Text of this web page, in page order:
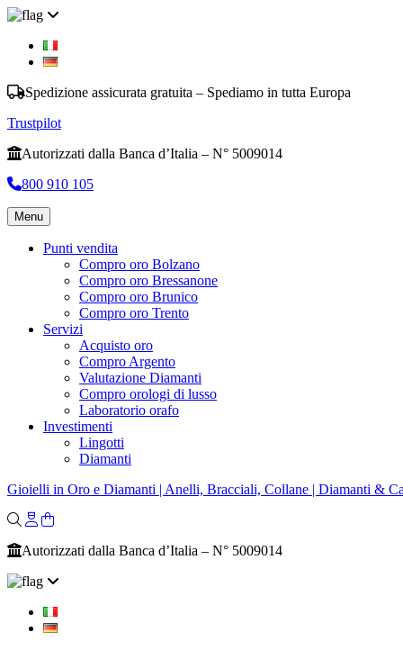
Spedizione assicurata gratuita – Spediamo in tutta Europa
Trustpilot
Autorizzati dalla Banca d’Italia – N° 5009014
800 910 105
Menu
Punti vendita
Compro oro Bolzano
Compro oro Bressanone
Compro oro Brunico
Compro oro Trento
Servizi
Acquisto oro
Compro Argento
Valutazione Diamanti
Compro orologi di lusso
Laboratorio orafo
Investimenti
Lingotti
Diamanti
Gioielli in Oro e Diamanti | Anelli, Bracciali, Collane | Diamanti &
Autorizzati dalla Banca d’Italia – N° 5009014